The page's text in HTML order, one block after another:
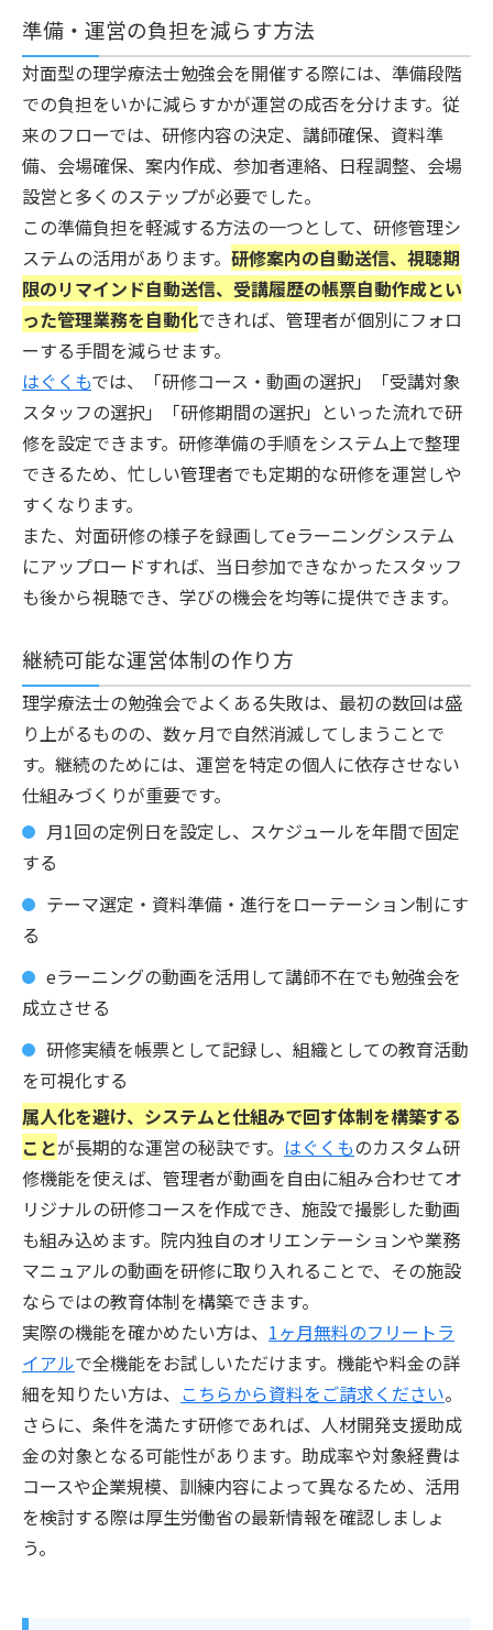
準備・運営の負担を減らす方法
対面型の理学療法士勉強会を開催する際には、準備段階
での負担をいかに減らすかが運営の成否を分けます。従
来のフローでは、研修内容の決定、講師確保、資料準
備、会場確保、案内作成、参加者連絡、日程調整、会場
設営と多くのステップが必要でした。
この準備負担を軽減する方法の一つとして、研修管理シ
ステムの活用があります。 研修案内の自動送信、視聴期
限のリマインド自動送信、受講履歴の帳票自動作成とい
った管理業務を自動化できれば、管理者が個別にフォロ
ーする手間を減らせます。
はぐくもでは、「研修コース・動画の選択」「受講対象
スタッフの選択」「研修期間の選択」といった流れで研
修を設定できます。研修準備の手順をシステム上で整理
できるため、忙しい管理者でも定期的な研修を運営しや
すくなります。
また、対面研修の様子を録画してeラーニングシステム
にアップロードすれば、当日参加できなかったスタッフ
も後から視聴でき、学びの機会を均等に提供できます。
継続可能な運営体制の作り方
理学療法士の勉強会でよくある失敗は、最初の数回は盛
り上がるものの、数ヶ月で自然消滅してしまうことで
す。継続のためには、運営を特定の個人に依存させない
仕組みづくりが重要です。
月1回の定例日を設定し、スケジュールを年間で固定
する
テーマ選定・資料準備・進行をローテーション制にす
る
eラーニングの動画を活用して講師不在でも勉強会を
成立させる
研修実績を帳票として記録し、組織としての教育活動
を可視化する
属人化を避け、システムと仕組みで回す体制を構築する
ことが長期的な運営の秘訣です。 はぐくものカスタム研
修機能を使えば、管理者が動画を自由に組み合わせてオ
リジナルの研修コースを作成でき、施設で撮影した動画
も組み込めます。院内独自のオリエンテーションや業務
マニュアルの動画を研修に取り入れることで、その施設
ならではの教育体制を構築できます。
実際の機能を確かめたい方は、 1ヶ月無料のフリートラ
イアルで全機能をお試しいただけます。機能や料金の詳
細を知りたい方は、 こちらから資料をご請求ください。
さらに、条件を満たす研修であれば、人材開発支援助成
金の対象となる可能性があります。助成率や対象経費は
コースや企業規模、訓練内容によって異なるため、活用
を検討する際は厚生労働省の最新情報を確認しましょ
う。